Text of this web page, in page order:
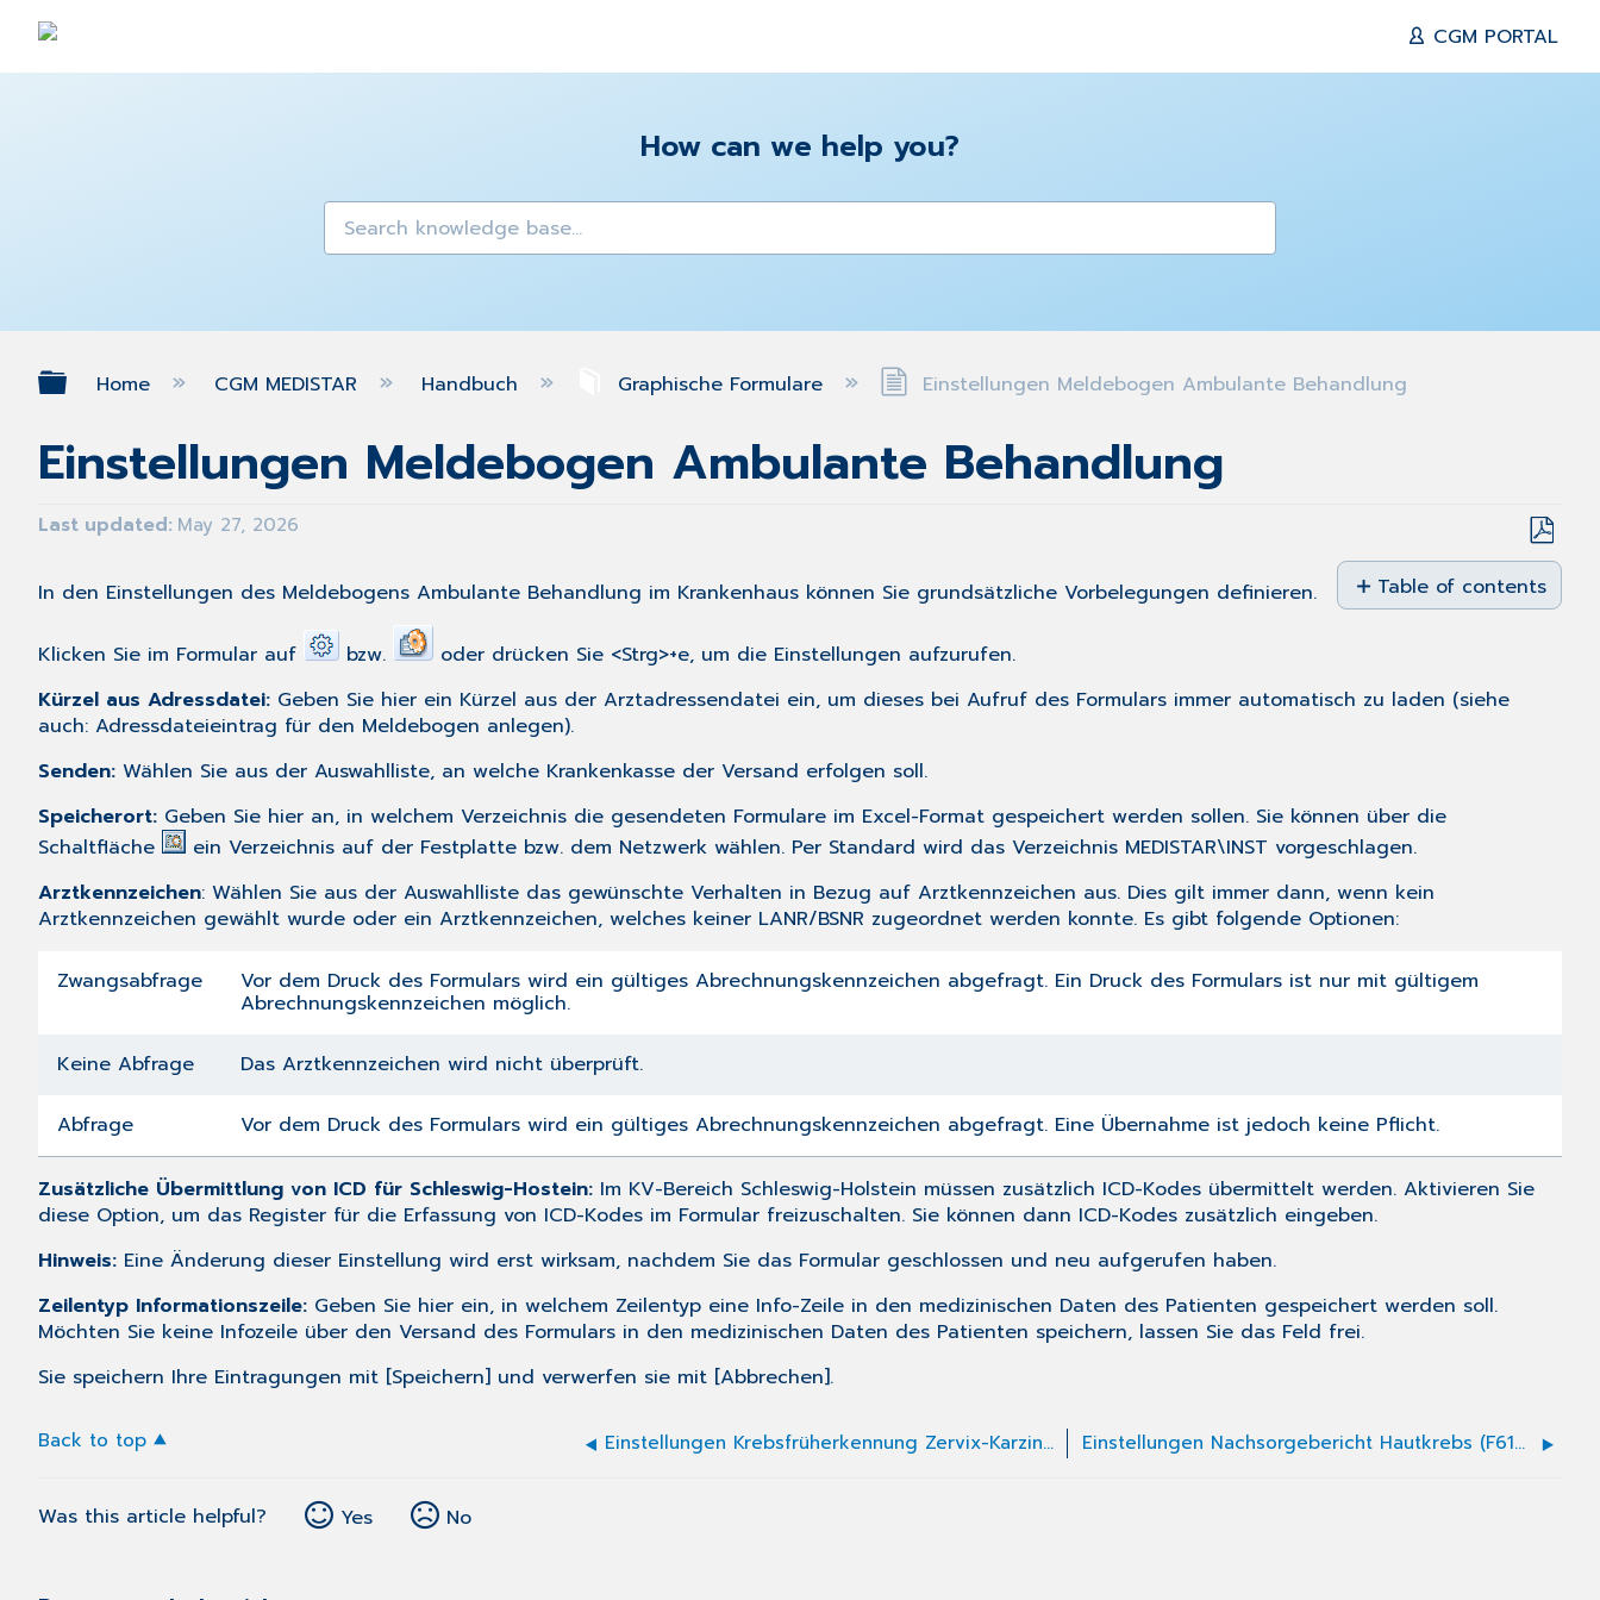
CGM PORTAL
How can we help you?
Expand/collapse global hierarchy
Home CGM MEDISTAR Handbuch Graphische Formulare Einstellungen Meldebogen Ambulante Behandlung
Einstellungen Meldebogen Ambulante Behandlung
Last updated May 27, 2026
Save
as
PDF
Table of contents
No
In den Einstellungen des Meldebogens Ambulante Behandlung im Krankenhaus können Sie grundsätzliche Vorbelegungen definieren.
Klicken Sie im Formular auf bzw.
oder drücken Sie <Strg>+e, um die Einstellungen aufzurufen.
Kürzel aus Adressdatei: Geben Sie hier ein Kürzel aus der Arztadressendatei ein, um dieses bei Aufruf des Formulars immer automatisch zu laden (siehe
auch: Adressdateieintrag für den Meldebogen anlegen).
Senden: Wählen Sie aus der Auswahlliste, an welche Krankenkasse der Versand erfolgen soll.
Speicherort: Geben Sie hier an, in welchem Verzeichnis die gesendeten Formulare im Excel-Format gespeichert werden sollen. Sie können über die
Schaltfläche
ein Verzeichnis auf der Festplatte bzw. dem Netzwerk wählen. Per Standard wird das Verzeichnis MEDISTAR\INST vorgeschlagen.
Arztkennzeichen: Wählen Sie aus der Auswahlliste das gewünschte Verhalten in Bezug auf Arztkennzeichen aus. Dies gilt immer dann, wenn kein
Arztkennzeichen gewählt wurde oder ein Arztkennzeichen, welches keiner LANR/BSNR zugeordnet werden konnte. Es gibt folgende Optionen:
Zwangsabfrage Vor dem Druck des Formulars wird ein gültiges Abrechnungskennzeichen abgefragt. Ein Druck des Formulars ist nur mit gültigem
Abrechnungskennzeichen möglich.
Keine Abfrage Das Arztkennzeichen wird nicht überprüft.
Abfrage Vor dem Druck des Formulars wird ein gültiges Abrechnungskennzeichen abgefragt. Eine Übernahme ist jedoch keine Pflicht.
Zusätzliche Übermittlung von ICD für Schleswig-Hostein: Im KV-Bereich Schleswig-Holstein müssen zusätzlich ICD-Kodes übermittelt werden. Aktivieren Sie
diese Option, um das Register für die Erfassung von ICD-Kodes im Formular freizuschalten. Sie können dann ICD-Kodes zusätzlich eingeben.
Hinweis: Eine Änderung dieser Einstellung wird erst wirksam, nachdem Sie das Formular geschlossen und neu aufgerufen haben.
Zeilentyp Informationszeile: Geben Sie hier ein, in welchem Zeilentyp eine Info-Zeile in den medizinischen Daten des Patienten gespeichert werden soll.
Möchten Sie keine Infozeile über den Versand des Formulars in den medizinischen Daten des Patienten speichern, lassen Sie das Feld frei.
Sie speichern Ihre Eintragungen mit [Speichern] und verwerfen sie mit [Abbrechen].
Back to top Einstellungen Krebsfrüherkennung Zervix-Karzinom Einstellungen Nachsorgebericht Hautkrebs (F6122)
Was this article helpful? Yes No